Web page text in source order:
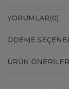
YORUMLAR(0)
ÖDEME
ÜRÜN